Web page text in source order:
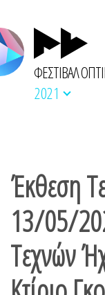
ΦΕΣΤΙΒΑΛ
2021
Έκθεση
13/05/
Τεχνών